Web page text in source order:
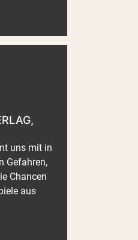
uns mit in
Gefahren,
Chancen
aus